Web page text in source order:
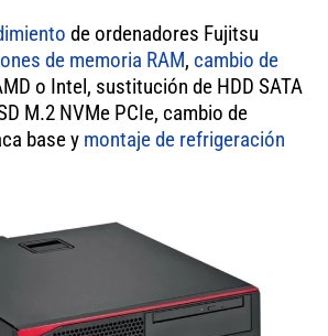
de ordenadores Fujitsu
de memoria RAM, cambio de
o Intel, sustitución de HDD SATA
M.2 NVMe PCIe, cambio de
base y montaje de refrigeración